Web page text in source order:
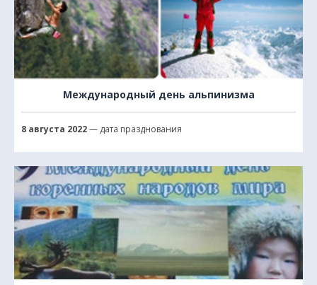
Международный день альпинизма
8 августа 2022— дата празднования